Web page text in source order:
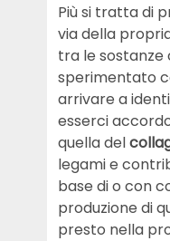
Più si tratta di
via della
tra le sostanze
sperimentato
arrivare a
esserci
quella del
legami e
base di o con
produzione di
presto nella